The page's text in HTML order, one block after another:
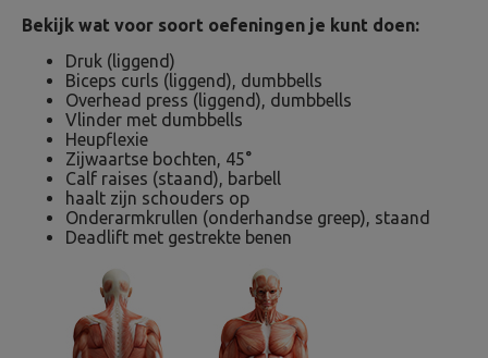
Bekijk wat voor soort oefeningen je kunt doen:
Druk (liggend)
Biceps curls (liggend), dumbbells
Overhead press (liggend), dumbbells
Vlinder met dumbbells
Heupflexie
Zijwaartse bochten, 45°
Calf raises (staand), barbell
haalt zijn schouders op
Onderarmkrullen (onderhandse greep), staand
Deadlift met gestrekte benen